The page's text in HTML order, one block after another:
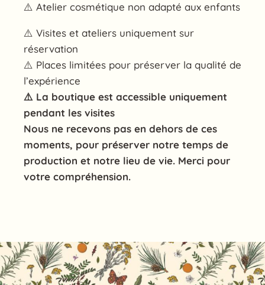
⚠️ Atelier cosmétique non adapté aux enfants
⚠️ Visites et ateliers uniquement sur
réservation
⚠️ Places limitées pour préserver la qualité de
l’expérience
⚠️ La boutique est accessible uniquement
pendant les visites
Nous ne recevons pas en dehors de ces
moments, pour préserver notre temps de
production et notre lieu de vie. Merci pour
votre compréhension.